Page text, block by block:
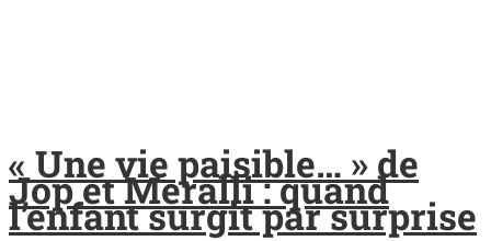
« Une vie paisible… » de
Jop et Meralli : quand
l’enfant surgit par surprise